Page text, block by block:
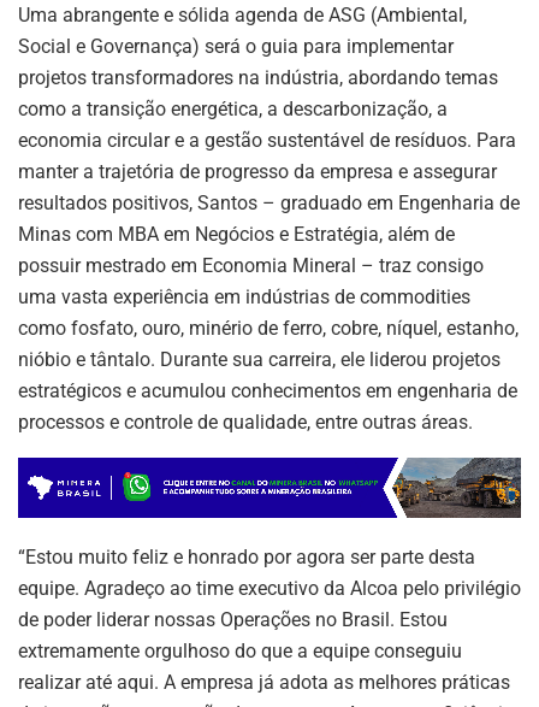
Uma abrangente e sólida agenda de ASG (Ambiental,
Social e Governança) será o guia para implementar
projetos transformadores na indústria, abordando temas
como a transição energética, a descarbonização, a
economia circular e a gestão sustentável de resíduos. Para
manter a trajetória de progresso da empresa e assegurar
resultados positivos, Santos – graduado em Engenharia de
Minas com MBA em Negócios e Estratégia, além de
possuir mestrado em Economia Mineral – traz consigo
uma vasta experiência em indústrias de commodities
como fosfato, ouro, minério de ferro, cobre, níquel, estanho,
nióbio e tântalo. Durante sua carreira, ele liderou projetos
estratégicos e acumulou conhecimentos em engenharia de
processos e controle de qualidade, entre outras áreas.
“Estou muito feliz e honrado por agora ser parte desta
equipe. Agradeço ao time executivo da Alcoa pelo privilégio
de poder liderar nossas Operações no Brasil. Estou
extremamente orgulhoso do que a equipe conseguiu
realizar até aqui. A empresa já adota as melhores práticas
ASSINE NOSSA
Fique atualizado com as últimas
notíciase inovações do setor mineral
brasileiro.